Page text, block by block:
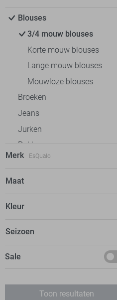
Blouses
3/4 mouw blouses
Korte mouw blouses
Lange mouw blouses
Mouwloze blouses
Broeken
Jeans
Jurken
Rokken
T-shirts
Tops
Vesten
Merk EsQualo
C&S The Label
FOS Amsterdam
Geisha
Jacqueline de Yong
Maat
34
38
Kleur
Rood
Seizoen
Maart
Sale
Toon resultaten